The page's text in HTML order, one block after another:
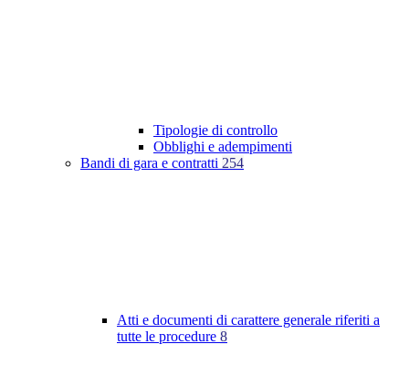
Tipologie di controllo
Obblighi e adempimenti
Bandi di gara e contratti 254
Atti e documenti di carattere generale riferiti a
tutte le procedure 8